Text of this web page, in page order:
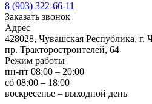
8 (903) 322-66-11
Заказать звонок
Адрес
428028, Чувашская Республика, г.
пр. Тракторостроителей, 64
Режим работы
пн-пт 08:00 – 20:00
сб 08:00 – 18:00
воскресенье – выходной день